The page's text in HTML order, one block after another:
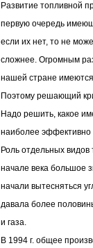
Развитие топливной
первую очередь
если их нет, то не
сложнее. Огромным
нашей стране
Поэтому решающий
Надо решить, какое
наиболее эффективно
Роль отдельных
начале века большое
начали вытесняться
давала более
и газа.
В 1994 г. общее